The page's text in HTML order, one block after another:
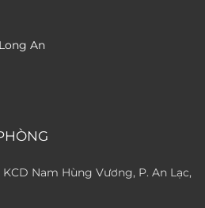
An
Nam Hùng Vương, P. An Lạc,